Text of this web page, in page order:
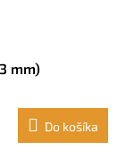
mm)
Do košíka